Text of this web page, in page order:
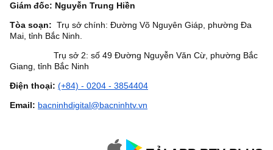
Giám đốc: Nguyễn Trung Hiền
Tòa soạn: Trụ sở chính: Đường Võ Nguyên Giáp, phường Đa
Mai, tỉnh Bắc Ninh.
Trụ sở 2: số 49 Đường Nguyễn Văn Cừ, phường Bắc
Giang, tỉnh Bắc Ninh
Điện thoại: (+84) - 0204 - 3854404
Email: bacninhdigital@bacninhtv.vn